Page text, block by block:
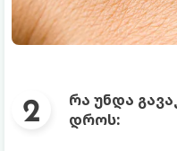
რა უნდა
დროს: